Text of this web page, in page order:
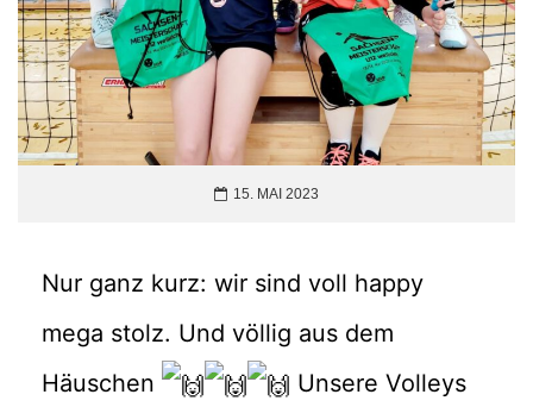
15. MAI 2023
Nur ganz kurz: wir sind voll happy
mega stolz. Und völlig aus dem
Häuschen
Unsere Volleys